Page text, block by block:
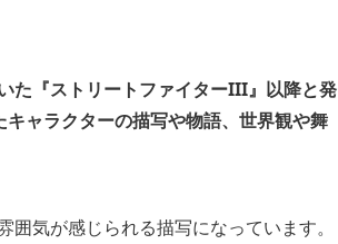
た『ストリートファイターIII』以降と発
ャラクターの描写や物語、世界観や舞
気が感じられる描写になっています。